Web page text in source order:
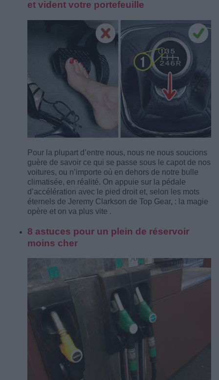
et vident votre portefeuille
Pour la plupart d’entre nous, nous ne nous soucions
guère de savoir ce qui se passe sous le capot de nos
voitures, ou n’importe où en dehors de notre bulle
climatisée, en réalité. On appuie sur la pédale
d’accélération avec le pied droit et, selon les mots
éternels de Jeremy Clarkson de Top Gear, : la magie
opère et on va plus vite .
8 astuces pour un plein de réservoir
moins cher